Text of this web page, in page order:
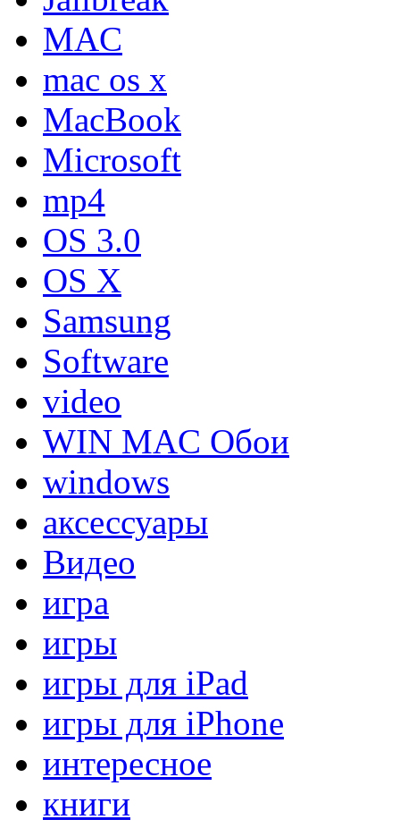
MAC
mac os x
MacBook
Microsoft
mp4
OS 3.0
OS X
Samsung
Software
video
WIN MAC Обои
windows
аксессуары
Видео
игра
игры
игры для iPad
игры для iPhone
интересное
книги